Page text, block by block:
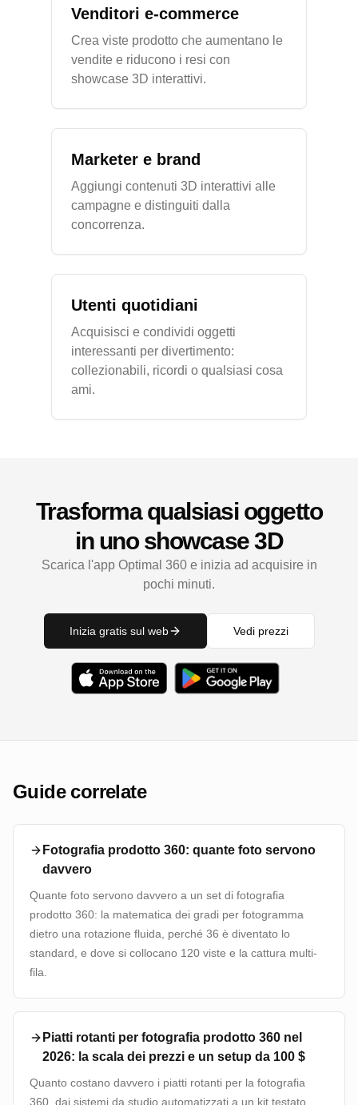
Venditori e-commerce
Crea viste prodotto che aumentano le
vendite e riducono i resi con
showcase 3D interattivi.
Marketer e brand
Aggiungi contenuti 3D interattivi alle
campagne e distinguiti dalla
concorrenza.
Utenti quotidiani
Acquisisci e condividi oggetti
interessanti per divertimento:
collezionabili, ricordi o qualsiasi cosa
ami.
Trasforma qualsiasi oggetto
in uno showcase 3D
Scarica l'app Optimal 360 e inizia ad acquisire in
pochi minuti.
Inizia gratis sul web Vedi prezzi
Guide correlate
Fotografia prodotto 360: quante foto servono
davvero
Quante foto servono davvero a un set di fotografia
prodotto 360: la matematica dei gradi per fotogramma
dietro una rotazione fluida, perché 36 è diventato lo
standard, e dove si collocano 120 viste e la cattura multi-
fila.
Piatti rotanti per fotografia prodotto 360 nel
2026: la scala dei prezzi e un setup da 100 $
Quanto costano davvero i piatti rotanti per la fotografia
360, dai sistemi da studio automatizzati a un kit testato